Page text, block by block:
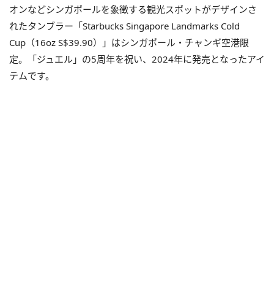
オンなどシンガポールを象徴する観光スポットがデザインさ
れたタンブラー「Starbucks Singapore Landmarks Cold
Cup（16oz S$39.90）」はシンガポール・チャンギ空港限
定。「ジュエル」の5周年を祝い、2024年に発売となったアイ
テムです。